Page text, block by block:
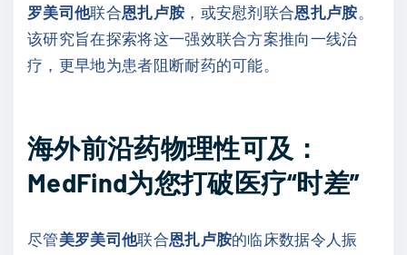
罗美司他联合恩扎卢胺 ，或安慰剂联合恩扎卢胺。
该研究旨在探索将这一强效联合方案推向一线治
疗，更早地为患者阻断耐药的可能。
海外前沿药物理性可及：
MedFind为您打破医疗“时差”
尽管美罗美司他联合恩扎卢胺的临床数据令人振